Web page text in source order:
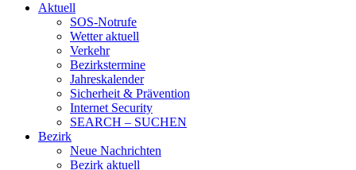
Aktuell
SOS-Notrufe
Wetter aktuell
Verkehr
Bezirkstermine
Jahreskalender
Sicherheit & Prävention
Internet Security
SEARCH – SUCHEN
Bezirk
Neue Nachrichten
Bezirk aktuell